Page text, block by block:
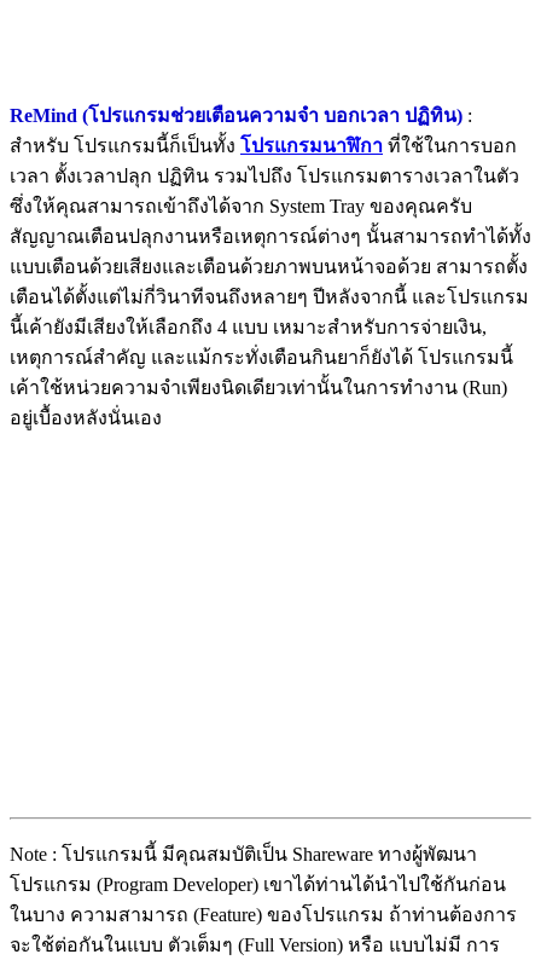
ReMind (โปรแกรมช่วยเตือนความจำ บอกเวลา ปฏิทิน) :
สำหรับ โปรแกรมนี้ก็เป็นทั้ง โปรแกรมนาฬิกา ที่ใช้ในการบอก
เวลา ตั้งเวลาปลุก ปฏิทิน รวมไปถึง โปรแกรมตารางเวลาในตัว
ซึ่งให้คุณสามารถเข้าถึงได้จาก System Tray ของคุณครับ
สัญญาณเตือนปลุกงานหรือเหตุการณ์ต่างๆ นั้นสามารถทำได้ทั้ง
แบบเตือนด้วยเสียงและเตือนด้วยภาพบนหน้าจอด้วย สามารถตั้ง
เตือนได้ตั้งแต่ไม่กี่วินาทีจนถึงหลายๆ ปีหลังจากนี้ และโปรแกรม
นี้เค้ายังมีเสียงให้เลือกถึง 4 แบบ เหมาะสำหรับการจ่ายเงิน,
เหตุการณ์สำคัญ และแม้กระทั่งเตือนกินยาก็ยังได้ โปรแกรมนี้
เค้าใช้หน่วยความจำเพียงนิดเดียวเท่านั้นในการทำงาน (Run)
อยู่เบื้องหลังนั่นเอง
Note : โปรแกรมนี้ มีคุณสมบัติเป็น Shareware ทางผู้พัฒนา
โปรแกรม (Program Developer) เขาได้ท่านได้นำไปใช้กันก่อน
ในบาง ความสามารถ (Feature) ของโปรแกรม ถ้าท่านต้องการ
จะใช้ต่อกันในแบบ ตัวเต็มๆ (Full Version) หรือ แบบไม่มี การ